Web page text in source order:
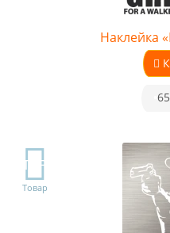
Наклейка
TOP
Товар